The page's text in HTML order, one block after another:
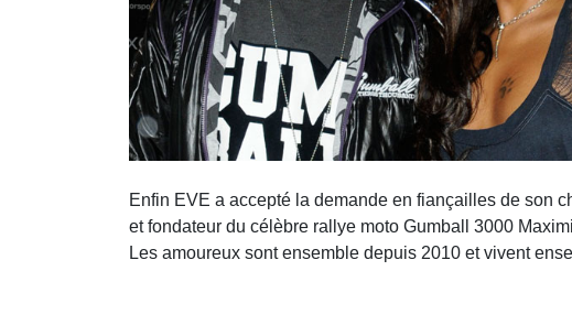
Enfin EVE a accepté la demande en fiançailles de son
et fondateur du célèbre rallye moto Gumball 3000
Les amoureux sont ensemble depuis 2010 et vivent